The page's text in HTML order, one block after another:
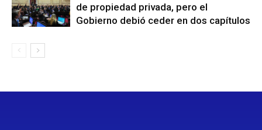
de propiedad privada, pero el
Gobierno debió ceder en dos capítulos